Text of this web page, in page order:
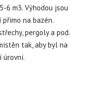
6 m3. Výhodou jsou
na bazén.
pergoly a pod.
tak, aby byl na
úrovní.